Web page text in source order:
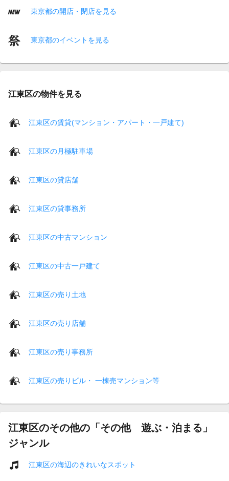
東京都の開店・閉店を見る
東京都のイベントを見る
江東区の物件を見る
江東区の賃貸(マンション・アパート・一戸建て)
江東区の月極駐車場
江東区の貸店舗
江東区の貸事務所
江東区の中古マンション
江東区の中古一戸建て
江東区の売り土地
江東区の売り店舗
江東区の売り事務所
江東区の売りビル・ 一棟売マンション等
江東区のその他の「その他 遊ぶ・泊まる」
ジャンル
江東区の海辺のきれいなスポット